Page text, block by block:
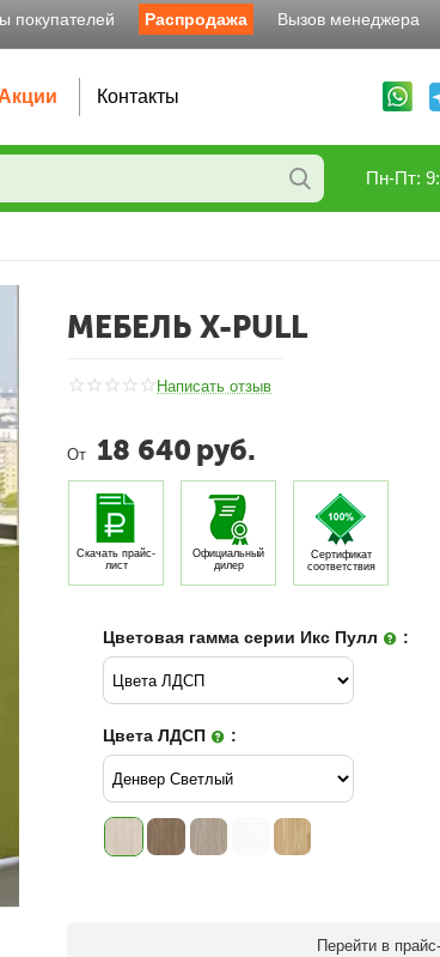
покупателей Распродажа Вызов менеджера
Акции Контакты
Пн-Пт:
МЕБЕЛЬ X-PULL
Написать отзыв
От 18 640 руб.
Скачать прайс-
лист
Официальный
дилер
Сертификат
соответствия
Цветовая гамма серии Икс Пулл :
Цвета ЛДСП :
Перейти в